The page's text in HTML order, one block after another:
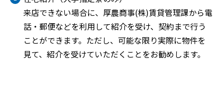
来店できない場合に、厚農商事(株)賃貸管理課から電
話・郵便などを利用して紹介を受け、契約まで行う
ことができます。ただし、可能な限り実際に物件を
見て、紹介を受けていただくことをお勧めします。